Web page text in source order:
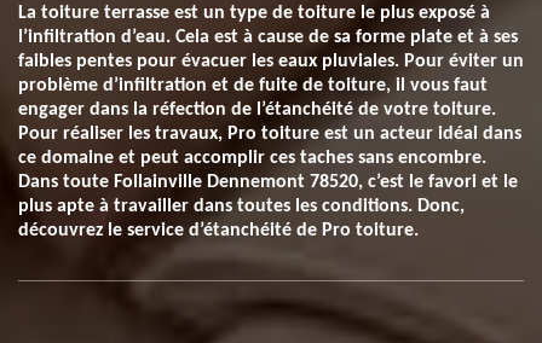
La toiture terrasse est un type de toiture le plus exposé à
l’infiltration d’eau. Cela est à cause de sa forme plate et à ses
faibles pentes pour évacuer les eaux pluviales. Pour éviter un
problème d’infiltration et de fuite de toiture, il vous faut
engager dans la réfection de l’étanchéité de votre toiture.
Pour réaliser les travaux, Pro toiture est un acteur idéal dans
ce domaine et peut accomplir ces taches sans encombre.
Dans toute Follainville Dennemont 78520, c’est le favori et le
plus apte à travailler dans toutes les conditions. Donc,
découvrez le service d’étanchéité de Pro toiture.